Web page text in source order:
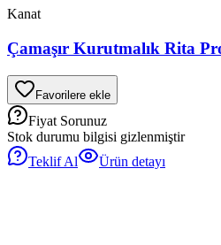
Kanat
Çamaşır Kurutmalık Rita
Favorilere ekle
Fiyat Sorunuz
Stok durumu bilgisi gizlenmiştir
Teklif Al
Ürün detayı